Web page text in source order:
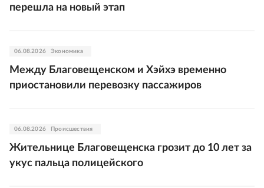
перешла на новый этап
06.08.2026 Экономика
Между Благовещенском и Хэйхэ временно
приостановили перевозку пассажиров
06.08.2026 Происшествия
Жительнице Благовещенска грозит до 10 лет за
укус пальца полицейского